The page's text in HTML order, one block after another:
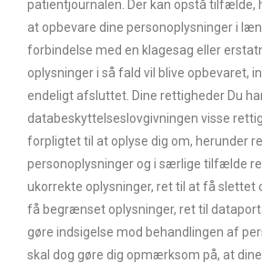
patientjournalen. Der kan opstå tilfælde,
at opbevare dine personoplysninger i
forbindelse med en klagesag eller
oplysninger i så fald vil blive opbevaret,
endeligt afsluttet. Dine rettigheder Du
databeskyttelseslovgivningen visse
forpligtet til at oplyse dig om, herunder
personoplysninger og i særlige tilfælde
ukorrekte oplysninger, ret til at få slettet
få begrænset oplysninger, ret til
gøre indsigelse mod behandlingen af
skal dog gøre dig opmærksom på, at